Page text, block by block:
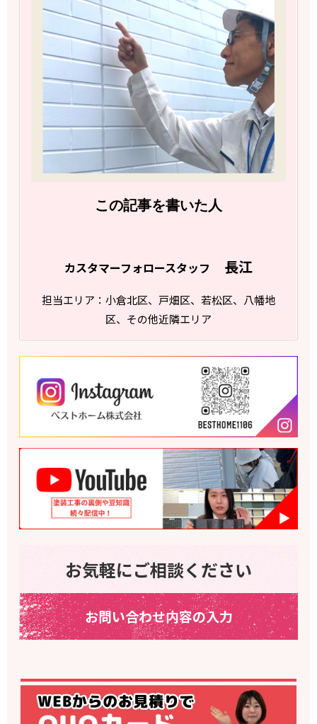
この記事を書いた人
カスタマーフォロースタッフ 長江
担当エリア：小倉北区、戸畑区、若松区、八幡地
区、その他近隣エリア
お気軽にご相談ください
お問い合わせ内容の入力